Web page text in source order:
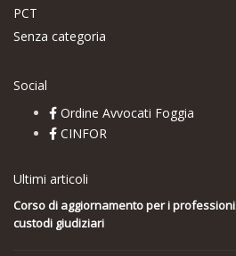
PCT
Senza categoria
Social
Ordine Avvocati Foggia
CINFOR
Ultimi articoli
Corso di aggiornamento per i
custodi giudiziari